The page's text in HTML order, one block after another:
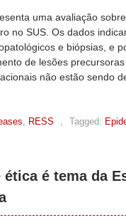
uma avaliação
no SUS. Os dados
e biópsias, e
de lesões
não estão sendo
, RESS , Tagged:
é tema da